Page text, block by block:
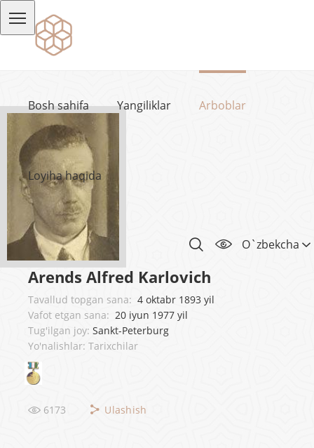
Bosh sahifa Yangiliklar Arboblar
Loyiha haqida
O`zbekcha
Arends Alfred Karlovich
Tavallud topgan sana: 4 oktabr 1893 yil
Vafot etgan sana: 20 iyun 1977 yil
Tug'ilgan joy: Sankt-Peterburg
Yo'nalishlar: Tarixchilar
6173 Ulashish